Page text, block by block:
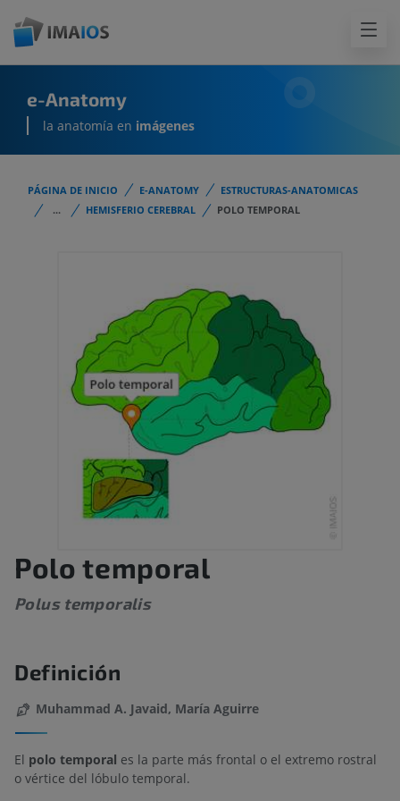
e-Anatomy
la anatomía en imágenes
PÁGINA DE INICIO E-ANATOMY
ESTRUCTURAS-ANATOMICAS
...
HEMISFERIO CEREBRAL POLO TEMPORAL
Polo temporal
Polus temporalis
Definición
Muhammad A. Javaid, María Aguirre
El polo temporal es la parte más frontal o el extremo rostral
o vértice del lóbulo temporal.